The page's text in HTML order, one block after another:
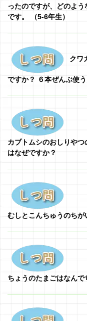
ったのですが、どのよ
です。
（5-6年生）
クワ
ですか？ ６本ぜんぶ使
カブトムシのおしりや
はなぜですか？
むしとこんちゅうのちが
ちょうのたまごはなんで